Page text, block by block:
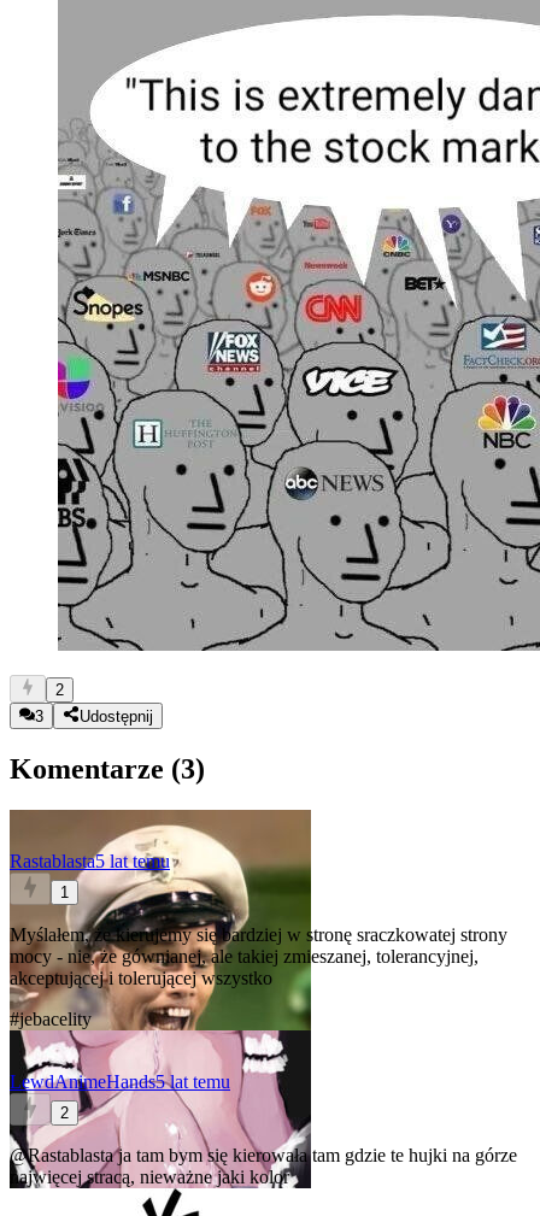
2
3
Udostępnij
Komentarze (3)
Rastablasta5 lat temu
1
Myślałem, że kierujemy się bardziej w stronę sraczkowatej strony
mocy - nie, że gównianej, ale takiej zmieszanej, tolerancyjnej,
akceptującej i tolerującej wszystko
#jebacelity
LewdAnimeHands5 lat temu
2
@Rastablastaja tam bym się kierowała tam gdzie te hujki na górze
najwięcej stracą, nieważne jaki kolor